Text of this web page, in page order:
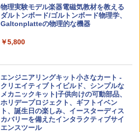
カウンセリングとは何か 変化するという
こと (講談社現代新書 2787)
「ことばで伝える」ができない子どもた
ち 誰が〈ことばの力〉を育てるのか
￥1,870
【くもん出版公式特別セット】くもん出
版(KUMON PUBLISHING) くもんの日本
知育玩具 おもちゃ 5歳以上 KUMON PN-
￥4,046
Amazon Fire HD 10 キッズプロ (10イン
チ) ディズニー スティッチ エディション
対象年齢6歳から 数千点のキッズコンテ
ンツが1年間使い放題
￥4,290
戦！編
￥1,320
物理実験モデル楽器電磁気教材を教える
ダルトンボード/ゴルトンボード物理学、
Galtonplatteの物理的な機器
￥5,800
エンジニアリングキット小さなカート -
クリエイティブトイビルド、シンプルな
メカニックキット|子供向けの可動部品、
ホリデープロジェクト、ギフトイベン
ト、誕生日の楽しみ、イースターディス
カバリーを備えたインタラクティブサイ
エンスツール